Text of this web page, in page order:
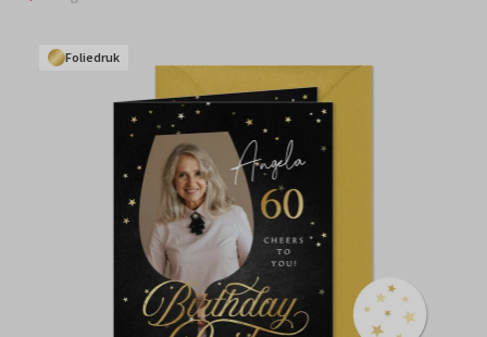
Foliedruk
Foliedruk
Foliedruk
Foliedruk
Foliedruk